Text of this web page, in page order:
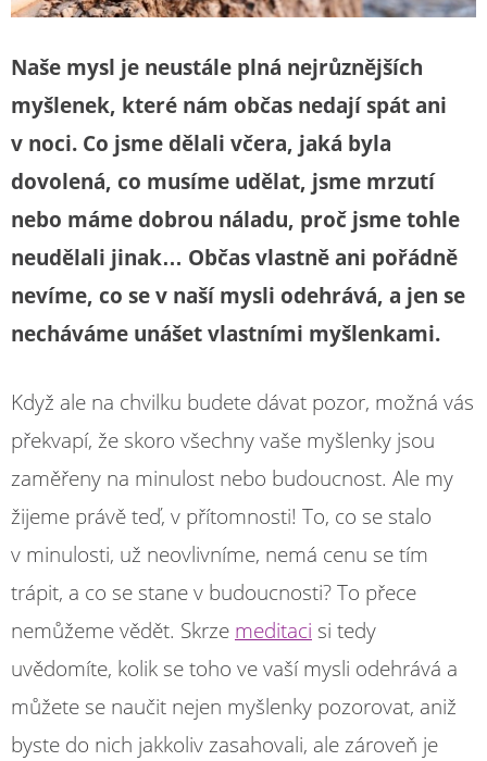
Naše mysl je neustále plná nejrůznějších
myšlenek, které nám občas nedají spát ani
v noci. Co jsme dělali včera, jaká byla
dovolená, co musíme udělat, jsme mrzutí
nebo máme dobrou náladu, proč jsme tohle
neudělali jinak… Občas vlastně ani pořádně
nevíme, co se v naší mysli odehrává, a jen se
necháváme unášet vlastními myšlenkami.
Když ale na chvilku budete dávat pozor, možná vás
překvapí, že skoro všechny vaše myšlenky jsou
zaměřeny na minulost nebo budoucnost. Ale my
žijeme právě teď, v přítomnosti! To, co se stalo
v minulosti, už neovlivníme, nemá cenu se tím
trápit, a co se stane v budoucnosti? To přece
nemůžeme vědět. Skrze meditaci si tedy
uvědomíte, kolik se toho ve vaší mysli odehrává a
můžete se naučit nejen myšlenky pozorovat, aniž
byste do nich jakkoliv zasahovali, ale zároveň je